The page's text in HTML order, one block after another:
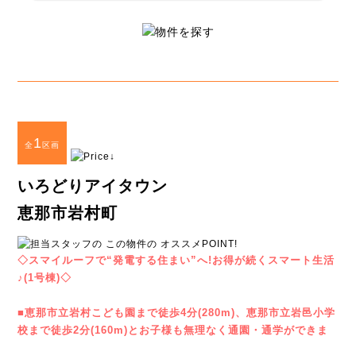
全1区画
いろどりアイタウン
恵那市岩村町
◇スマイルーフで“発電する住まい”へ!お得が続くスマート生活
♪(1号棟)◇
■恵那市立岩村こども園まで徒歩4分(280m)、恵那市立岩邑小学
校まで徒歩2分(160m)とお子様も無理なく通園・通学ができま